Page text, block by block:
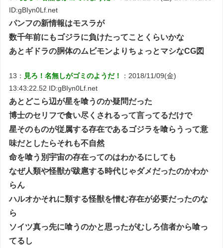
ID:gBIyn0Lf.net
パンフの新情報はモスラが
数千年前にもゴジラに負けたってことくらいかな
あとギドラの胴体のムビモンよりちょっとマシなCG図
13： 見ろ！名無しがゴミのようだ！
：2018/11/09(金)
13:43:22.52 ID:gBIyn0Lf.net
あとどこら辺が星を喰うのか疑問だった
博士のセリフで食い尽くされるって言ってるだけで
星そのものが従属する存在であるゴジラを喰らうって意
味だとしたらそれも不自然
命を喰う別宇宙の存在ってのはわかるにしても
なぜ人類や怪獣が跋扈する時代じゃダメだったのかわか
らん
ハルオかそれに類する怪獣を憎む存在が必要だったのな
ら
ソイツ真っ先に喰うのかと思ったがむしろ信者から喰っ
てるし